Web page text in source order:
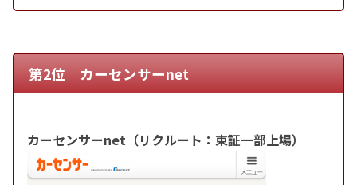
第2位 カーセンサーnet
カーセンサーnet（リクルート：東証一部上場）